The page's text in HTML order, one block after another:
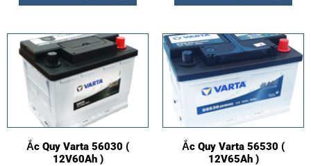
Ắc Quy Varta 56030 (
12V60Ah )
Ắc Quy Varta 56530 (
12V65Ah )